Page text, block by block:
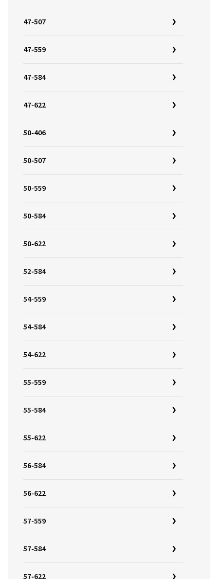
47-507
47-559
47-584
47-622
50-406
50-507
50-559
50-584
50-622
52-584
54-559
54-584
54-622
55-559
55-584
55-622
56-584
56-622
57-559
57-584
57-622